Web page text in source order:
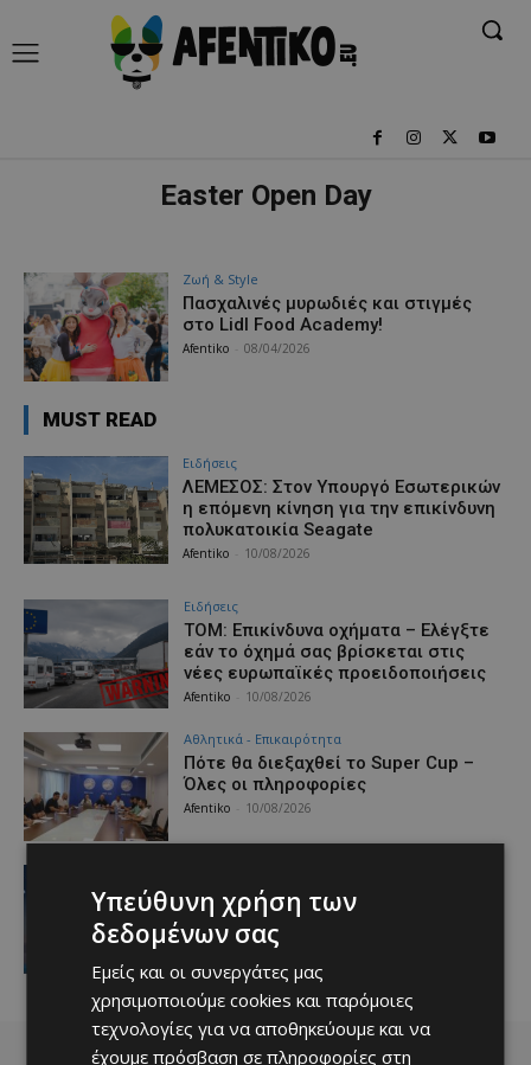
Easter Open Day
Ζωή & Style
Πασχαλινές μυρωδιές και στιγμές
στο Lidl Food Academy!
Afentiko 08/04/2026
MUST READ
Ειδήσεις
ΛΕΜΕΣΟΣ: Στον Υπουργό Εσωτερικών
η επόμενη κίνηση για την επικίνδυνη
πολυκατοικία Seagate
Afentiko 10/08/2026
Ειδήσεις
ΤΟΜ: Επικίνδυνα οχήματα – Ελέγξτε
εάν το όχημά σας βρίσκεται στις
νέες ευρωπαϊκές προειδοποιήσεις
Afentiko 10/08/2026
Αθλητικά - Επικαιρότητα
Πότε θα διεξαχθεί το Super Cup –
Όλες οι πληροφορίες
Afentiko 10/08/2026
Κυκλοφορεί λαχνός εισφοράς
Afentiko - 10/08/2026
Υπεύθυνη χρήση των
δεδομένων σας
Εμείς και οι συνεργάτες μας
χρησιμοποιούμε cookies και παρόμοιες
τεχνολογίες για να αποθηκεύουμε και να
έχουμε πρόσβαση σε πληροφορίες στη